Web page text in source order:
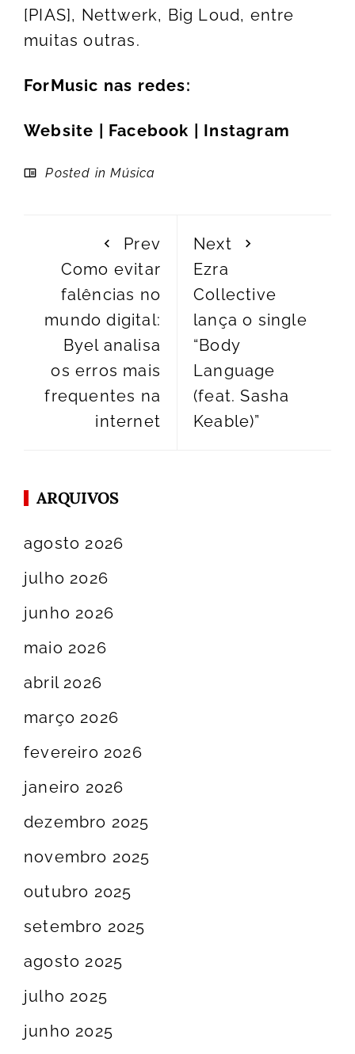
[PIAS], Nettwerk, Big Loud, entre
muitas outras.
ForMusic nas redes:
Website Facebook Instagram
Posted inMúsica
Prev
Como evitar
falências no
mundo digital:
Byel analisa
os erros mais
frequentes na
internet
Next
Ezra
Collective
lança o single
“Body
Language
(feat. Sasha
Keable)”
ARQUIVOS
agosto 2026
julho 2026
junho 2026
maio 2026
abril 2026
março 2026
fevereiro 2026
janeiro 2026
dezembro 2025
novembro 2025
outubro 2025
setembro 2025
agosto 2025
julho 2025
junho 2025